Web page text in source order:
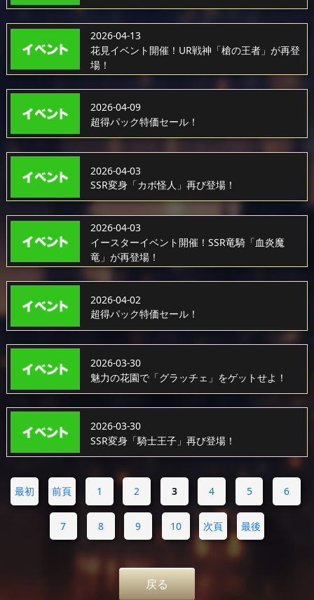
2026-04-13
花見イベント開催！UR戦神「槍の王者」が再登
場！
2026-04-09
超得パック特価セール！
2026-04-03
SSR変身「カボ怪人」再び登場！
2026-04-03
イースターイベント開催！SSR竜騎「血炎魔
竜」が再登場！
2026-04-02
超得パック特価セール！
2026-03-30
魅力の花園で「グラッチェ」をゲットせよ！
2026-03-30
SSR変身「騎士王子」再び登場！
最初 前頁 1 2 3 4 5 6
7 8 9 10 次頁 最後
戻る